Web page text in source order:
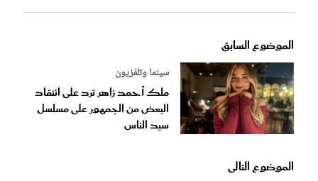
الموضوع السابق
سينما وتلفزيون
ملك أحمد زاهر ترد على انتقاد
البعض من الجمهور على مسلسل
سيد الناس
الموضوع التالى